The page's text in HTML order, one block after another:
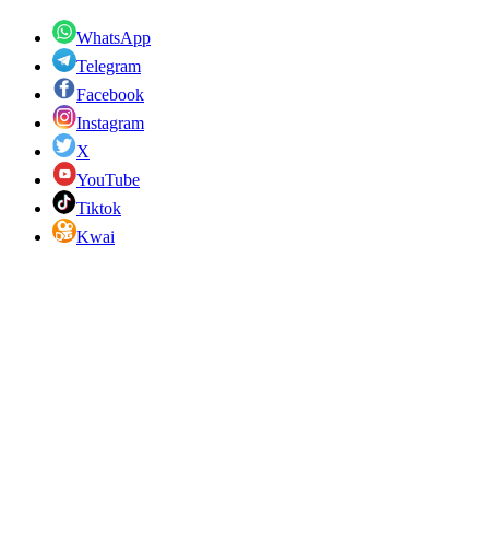
WhatsApp
Telegram
Facebook
Instagram
X
YouTube
Tiktok
Kwai